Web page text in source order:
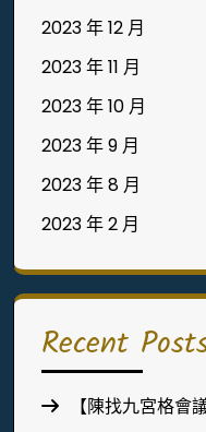
2023 年 12 月
2023 年 11 月
2023 年 10 月
2023 年 9 月
2023 年 8 月
2023 年 2 月
Recent
【陳找九宮格會